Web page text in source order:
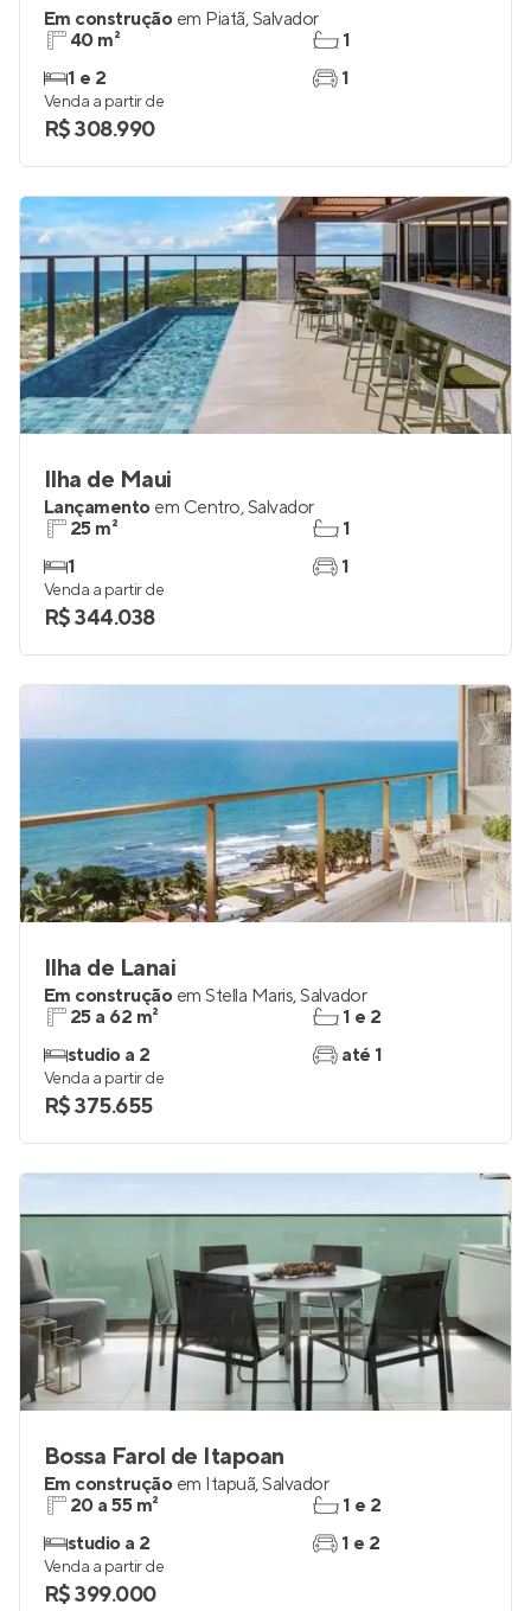
Em construção em Piatã,Salvador
40 m²
1 e 2
1
1
Venda a partir de
R$ 308.990
Ilha de Maui
Lançamento em Centro,Salvador
25 m²
1
1
1
Venda a partir de
R$ 344.038
Ilha de Lanai
Em construção em Stella Maris,Salvador
25 a 62 m²
studio a 2
1 e 2
até 1
Venda a partir de
R$ 375.655
Bossa Farol de Itapoan
Em construção em Itapuã,Salvador
20 a 55 m²
studio a 2
1 e 2
1 e 2
Venda a partir de
R$ 399.000